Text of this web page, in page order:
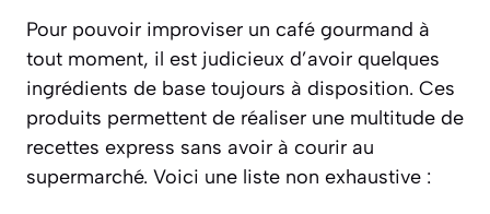
Pour pouvoir improviser un café gourmand à
tout moment, il est judicieux d’avoir quelques
ingrédients de base toujours à disposition. Ces
produits permettent de réaliser une multitude de
recettes express sans avoir à courir au
supermarché. Voici une liste non exhaustive :